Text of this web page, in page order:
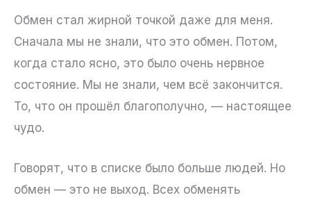
Обмен стал жирной точкой даже для меня.
Сначала мы не знали, что это обмен. Потом,
когда стало ясно, это было очень нервное
состояние. Мы не знали, чем всё закончится.
То, что он прошёл благополучно, — настоящее
чудо.
Говорят, что в списке было больше людей. Но
обмен — это не выход. Всех обменять